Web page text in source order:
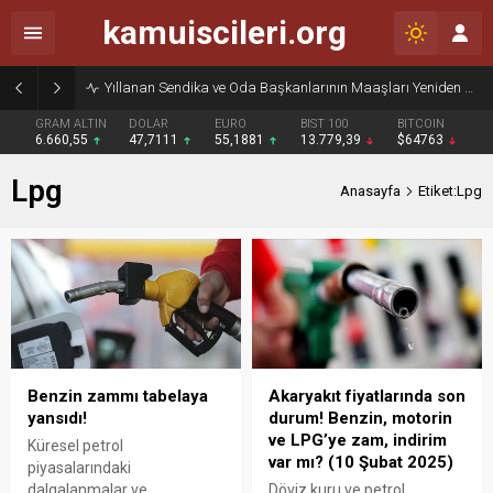
Yıllanan Sendika ve Oda Başkanlarının Maaşları Yeniden Gündemde
GRAM ALTIN
6.660,55
DOLAR
47,7111
EURO
55,1881
BIST 100
13.779,39
BITCOIN
$64763
kamuiscileri.org
Lpg Anasayfa Etiket:Lpg
Benzin zammı tabelaya
yansıdı!
Küresel petrol
piyasalarındaki
dalgalanmalar ve
Akaryakıt fiyatlarında son
durum! Benzin, motorin
ve LPG’ye zam, indirim
var mı? (10 Şubat 2025)
Döviz kuru ve petrol